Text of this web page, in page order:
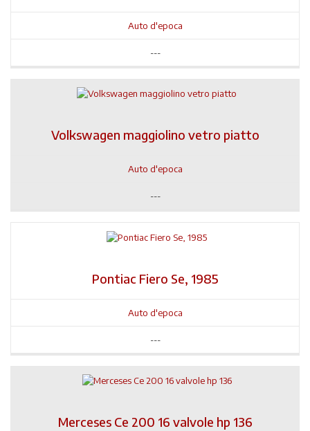
Auto d'epoca
---
Volkswagen maggiolino vetro piatto
Auto d'epoca
---
Pontiac Fiero Se, 1985
Auto d'epoca
---
Merceses Ce 200 16 valvole hp 136